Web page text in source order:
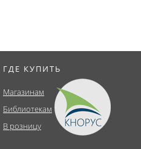
ГДЕ КУПИТЬ
Магазинам
Библиотекам
В розницу